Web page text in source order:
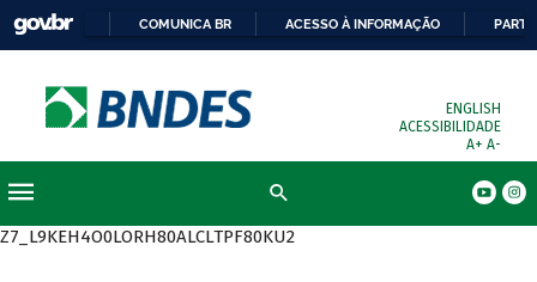
COMUNICA BR ACESSO À INFORMAÇÃO
ENGLISH
ACESSIBILIDADE
A+ A-
Z7_L9KEH4O0LORH80ALCLTPF80KU2